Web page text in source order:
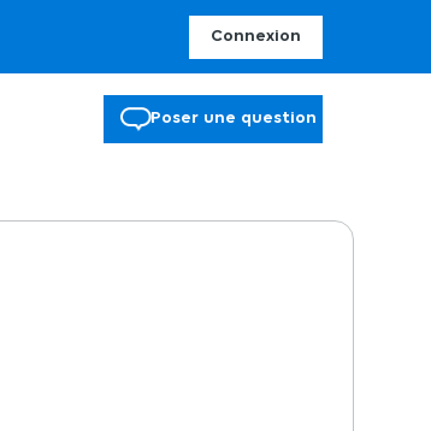
Connexion
Poser une question
x H.0,71 m. // Diamètre intérieur : 1,45 m.